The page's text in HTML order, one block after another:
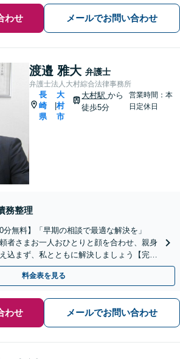
わせ メールでお問い合わせ
渡邉 雅大 弁護士
弁護士法人大村綜合法律事務所
長
崎
県
大
村
市
大村駅から
徒歩5分
営業時間：本
日定休日
務整理
無料】「早期の相談で最適な解決を」
者さまお一人おひとりと顔を合わせ、親身
込まず、私とともに解決しましょう【完全
料金表を見る
わせ メールでお問い合わせ